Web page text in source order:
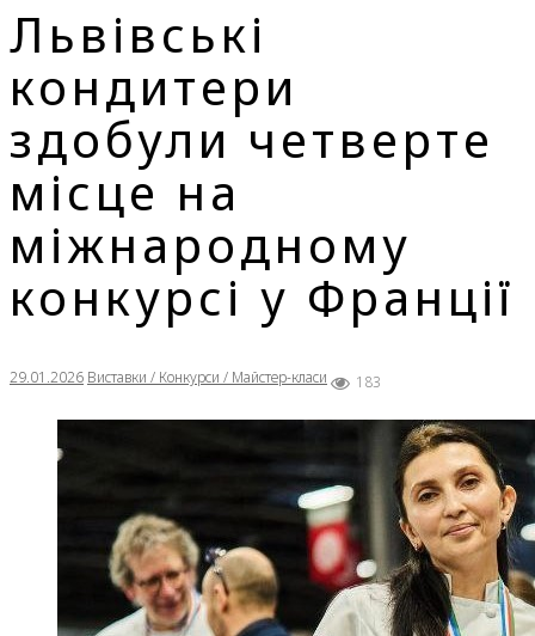
Львівські
кондитери
здобули четверте
місце на
міжнародному
конкурсі у Франції
29.01.2026 Виставки / Конкурси / Майстер-класи 183